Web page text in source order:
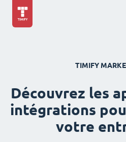
TIMIFY
Découvrez les
intégrations
votre